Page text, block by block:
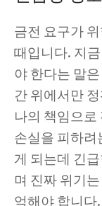
금전 요구가
때입니다. 지
야 한다는 말
간 위에서만
나의 책임으로
손실을 피하려
게 되는데 긴
며 진짜 위기
억해야 합니다.